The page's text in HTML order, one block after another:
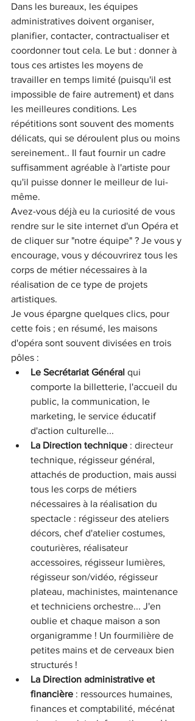
Dans les bureaux, les équipes
administratives doivent organiser,
planifier, contacter, contractualiser et
coordonner tout cela. Le but : donner à
tous ces artistes les moyens de
travailler en temps limité (puisqu'il est
impossible de faire autrement) et dans
les meilleures conditions. Les
répétitions sont souvent des moments
délicats, qui se déroulent plus ou moins
sereinement.. Il faut fournir un cadre
suffisamment agréable à l'artiste pour
qu'il puisse donner le meilleur de lui-
même.
Avez-vous déjà eu la curiosité de vous
rendre sur le site internet d'un Opéra et
de cliquer sur "notre équipe" ? Je vous y
encourage, vous y découvrirez tous les
corps de métier nécessaires à la
réalisation de ce type de projets
artistiques.
Je vous épargne quelques clics, pour
cette fois ; en résumé, les maisons
d'opéra sont souvent divisées en trois
pôles :
Le Secrétariat Général qui
comporte la billetterie, l'accueil du
public, la communication, le
marketing, le service éducatif
d'action culturelle...
La Direction technique : directeur
technique, régisseur général,
attachés de production, mais aussi
tous les corps de métiers
nécessaires à la réalisation du
spectacle : régisseur des ateliers
décors, chef d'atelier costumes,
couturières, réalisateur
accessoires, régisseur lumières,
régisseur son/vidéo, régisseur
plateau, machinistes, maintenance
et techniciens orchestre... J'en
oublie et chaque maison a son
organigramme ! Un fourmilière de
petites mains et de cerveaux bien
structurés !
La Direction administrative et
financière : ressources humaines,
finances et comptabilité, mécénat